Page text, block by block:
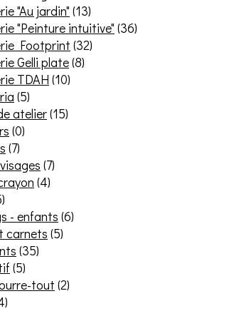
"Au jardin" (13)
"Peinture intuitive" (36)
Footprint (32)
Gelli plate(8)
TDAH (10)
(5)
atelier(15)
(0)
(7)
(7)
(4)
- enfants (6)
carnets (5)
(35)
(5)
tout (2)